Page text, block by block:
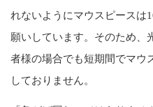
れないようにマウスピースは
願いしています。そのため、
者様の場合でも短期間でマウ
しておりません。